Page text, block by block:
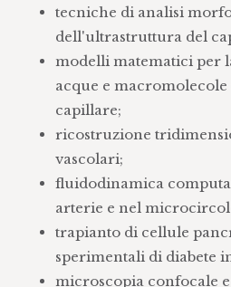
tecniche di analisi
dell'ultrastruttura del
modelli matematici per
acque e
capillare;
ricostruzione
vascolari;
fluidodinamica
arterie e nel
trapianto di cellule
sperimentali di diabete
microscopia confocale